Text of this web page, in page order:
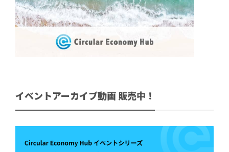
イベントアーカイブ動画 販売中！